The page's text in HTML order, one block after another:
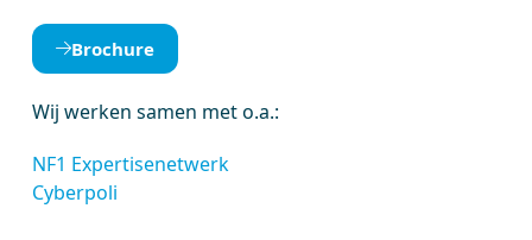
Brochure
Wij werken samen met o.a.:
NF1 Expertisenetwerk
Cyberpoli